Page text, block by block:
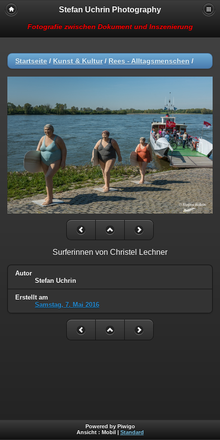
Stefan Uchrin Photography
Fotografie zwischen Dokument und Inszenierung
Startseite / Kunst & Kultur/ Rees - Alltagsmenschen /
Surferinnen von Christel Lechner
Autor
Stefan Uchrin
Erstellt am
Samstag, 7. Mai 2016
Powered by Piwigo
Ansicht : Mobil Standard